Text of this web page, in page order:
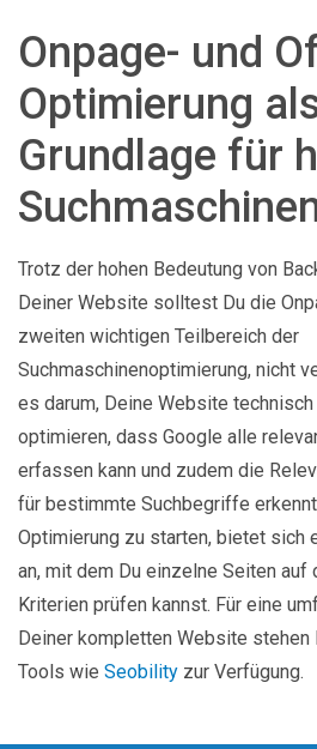
Onpage- und
Optimierung
Grundlage für
Trotz der hohen Bedeutung von
Deiner Website solltest Du die
zweiten wichtigen Teilbereich der
Suchmaschinenoptimierung, nicht
es darum, Deine Website
optimieren, dass Google alle
erfassen kann und zudem die
für bestimmte Suchbegriffe
Optimierung zu starten, bietet sich
an, mit dem Du einzelne Seiten
Kriterien prüfen kannst. Für eine
Deiner kompletten Website
Tools wie Seobility zur Verfügung.